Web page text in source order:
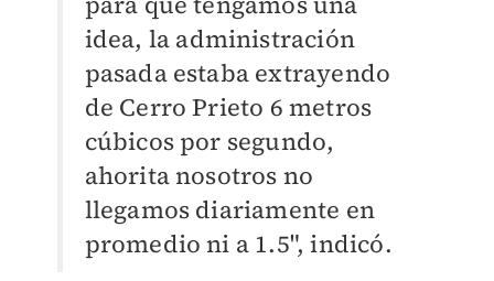
idea, la administración
pasada estaba extrayendo
de Cerro Prieto 6 metros
cúbicos por segundo,
ahorita nosotros no
llegamos diariamente en
promedio ni a 1.5", indicó.